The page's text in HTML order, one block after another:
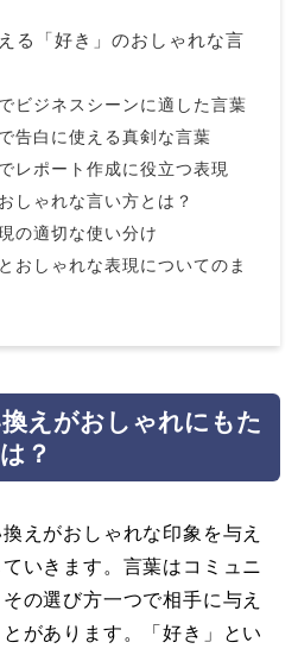
る「好き」のおしゃれな言
ビジネスシーンに適した言葉
告白に使える真剣な言葉
レポート作成に役立つ表現
しゃれな言い方とは？
の適切な使い分け
おしゃれな表現についてのま
換えがおしゃれにもた
？
えがおしゃれな印象を与え
いきます。言葉はコミュニ
の選び方一つで相手に与え
があります。「好き」とい